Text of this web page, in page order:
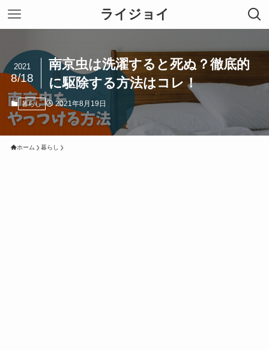
ライジョイ
南京虫は洗濯すると死ぬ？徹底的
に駆除する方法はコレ！
2021
8/18
暮らし 2021年8月19日
ホーム 暮らし